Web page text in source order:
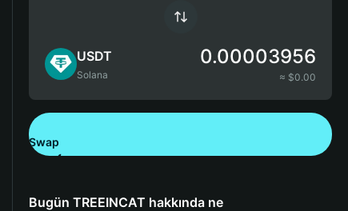
USDT
Solana
0.00003956
≈ $0.00
Swap
Bugün TREEINCAT hakkında ne